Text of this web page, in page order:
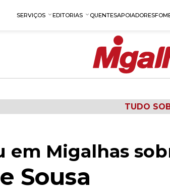
SERVIÇOS EDITORIAS QUENTESAPOIADORES
TUDO
em Migalhas
Sousa